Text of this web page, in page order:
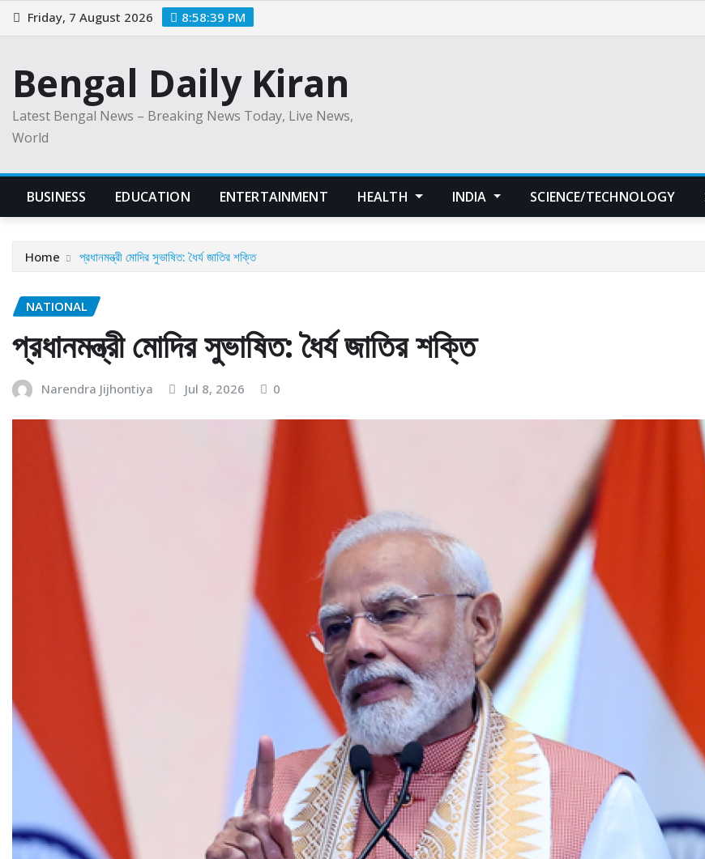
Skip
to
Friday, 7 August 2026 8:58:41 PM
Bengal Daily Kiran
Latest Bengal News – Breaking News Today, Live News,
World
BUSINESS EDUCATION ENTERTAINMENT HEALTH INDIA SCIENCE/TECHNOLOGY
Home প্রধানমন্ত্রী মোদির সুভাষিত: ধৈর্য জাতির শক্তি
NATIONAL
প্রধানমন্ত্রী মোদির সুভাষিত: ধৈর্য জাতির শক্তি
Narendra Jijhontiya Jul 8, 2026 0